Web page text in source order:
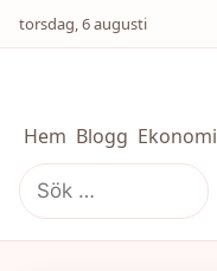
torsdag, 6 augusti
Hem Blogg Ekonomi
Sök
efter: